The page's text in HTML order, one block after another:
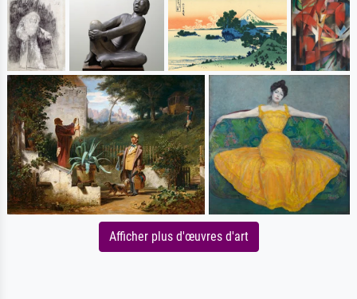
Afficher plus d'œuvres d'art